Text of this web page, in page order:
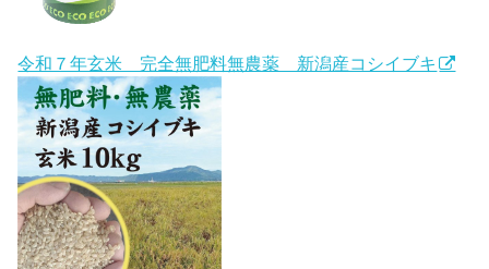
令和７年玄米 完全無肥料無農薬 新潟産コシイブキ